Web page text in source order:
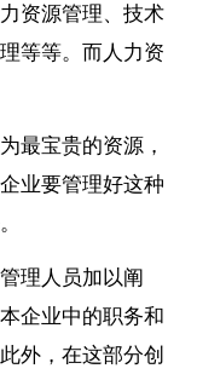
资源管理、技术
等等。而人力资
最宝贵的资源，
业要管理好这种
理人员加以阐
企业中的职务和
外，在这部分创